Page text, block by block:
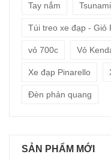
Tay nắm
Túi treo xe đạp - Giỏ
vỏ 700c Vỏ
Xe đạp Pinarello
Đèn phản quang
SẢN PHẨM MỚI